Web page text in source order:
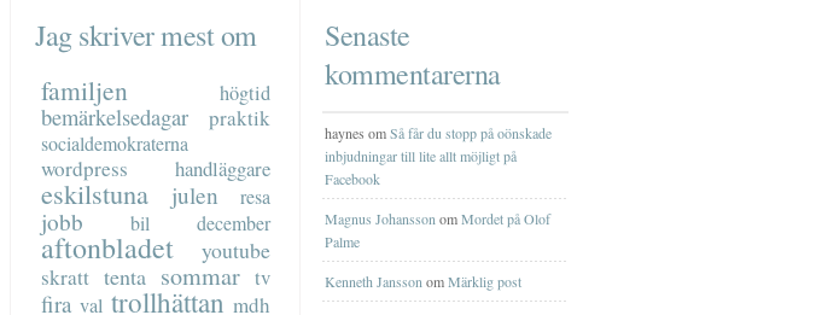
Jag skriver mest om
familjen högtid
bemärkelsedagar praktik
socialdemokraterna
wordpress handläggare
eskilstuna julen resa
jobb bil december
aftonbladet youtube
skratt tenta sommar tv
fira val trollhättan mdh
Senaste
kommentarerna
haynes omSå får du stopp på oönskade
inbjudningar till lite allt möjligt på
Facebook
Magnus Johansson omMordet på Olof
Palme
Kenneth Jansson omMärklig post